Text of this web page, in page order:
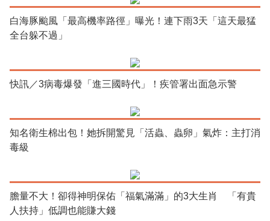
白海豚颱風「最高機率路徑」曝光！連下雨3天「這天最猛
全台躲不過」
快訊／3病毒爆發「進三國時代」！疾管署出面急示警
知名衛生棉出包！她拆開驚見「活蟲、蟲卵」氣炸：主打消
毒級
膽量不大！卻得神明保佑「福氣滿滿」的3大生肖 「有貴
人扶持」低調也能賺大錢